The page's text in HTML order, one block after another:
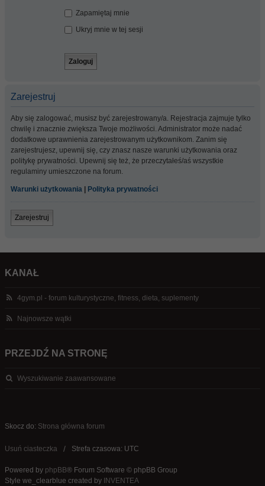
Zapamiętaj mnie
Ukryj mnie w tej sesji
Zarejestruj
Aby się zalogować, musisz być zarejestrowany/a. Rejestracja zajmuje tylko
chwilę i znacznie zwiększa Twoje możliwości. Administrator może nadać
dodatkowe uprawnienia zarejestrowanym użytkownikom. Zanim się
zarejestrujesz, upewnij się, czy znasz nasze warunki użytkowania oraz
politykę prywatności. Upewnij się też, że przeczytałeś/aś wszystkie
regulaminy umieszczone na forum.
Warunki użytkowania Polityka prywatności
Zarejestruj
KANAŁ
4gym.pl - forum kulturystyczne, fitness, dieta, suplementy
Najnowsze wątki
PRZEJDŹ NA STRONĘ
Wyszukiwanie zaawansowane
Skocz do: Strona główna forum
Usuń ciasteczka Strefa czasowa: UTC
Powered by phpBB® Forum Software © phpBB Group
Style we_clearblue created by INVENTEA